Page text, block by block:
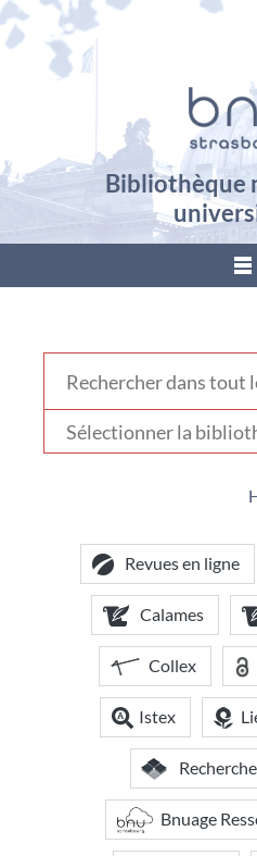
Bibliothèque
???
votre
bibliothèque
Revues en ligne
Calames
Collex
Istex
Bnuage